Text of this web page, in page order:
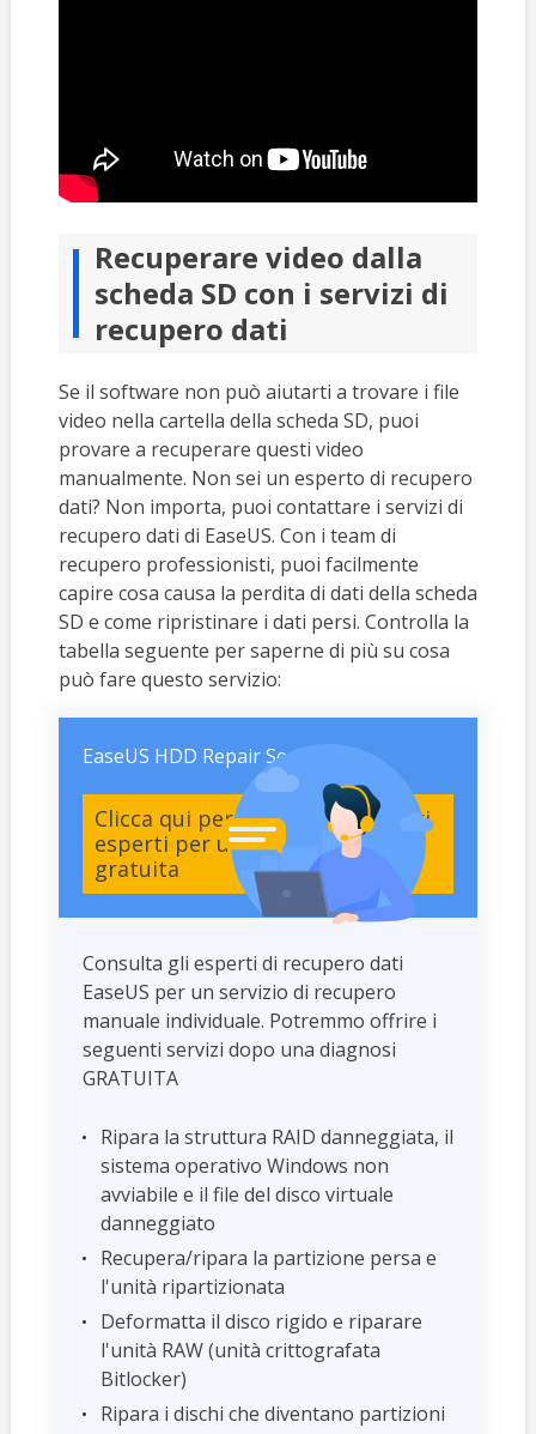
Recuperare video dalla
scheda SD con i servizi di
recupero dati
Se il software non può aiutarti a trovare i file
video nella cartella della scheda SD, puoi
provare a recuperare questi video
manualmente. Non sei un esperto di recupero
dati? Non importa, puoi contattare i servizi di
recupero dati di EaseUS. Con i team di
recupero professionisti, puoi facilmente
capire cosa causa la perdita di dati della scheda
SD e come ripristinare i dati persi. Controlla la
tabella seguente per saperne di più su cosa
può fare questo servizio:
EaseUS HDD Repair Services
Clicca qui per contattare i nostri
esperti per una valutazione
gratuita
Consulta gli esperti di recupero dati
EaseUS per un servizio di recupero
manuale individuale. Potremmo offrire i
seguenti servizi dopo una diagnosi
GRATUITA
Ripara la struttura RAID danneggiata, il
sistema operativo Windows non
avviabile e il file del disco virtuale
danneggiato
Recupera/ripara la partizione persa e
l'unità ripartizionata
Deformatta il disco rigido e riparare
l'unità RAW (unità crittografata
Bitlocker)
Ripara i dischi che diventano partizioni